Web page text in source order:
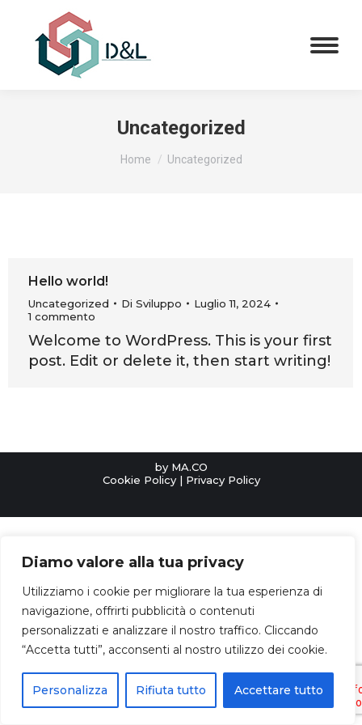
Diamo valore alla tua privacy
Utilizziamo i cookie per migliorare la tua esperienza di
navigazione, offrirti pubblicità o contenuti
personalizzati e analizzare il nostro traffico. Cliccando
“Accetta tutti”, acconsenti al nostro utilizzo dei cookie.
Personalizza Rifiuta tutto Accettare tutto
Uncategorized
Tu sei qui:
Home Uncategorized
Hello world!
Uncategorized Di Sviluppo
Luglio 11, 2024
1 commento
Welcome to WordPress. This is your first
post. Edit or delete it, then start writing!
by MA.CO
Cookie Policy| Privacy Policy